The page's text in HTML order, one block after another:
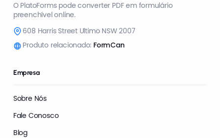
O PlatoForms pode converter PDF em formulário
preenchível online.
608 Harris Street Ultimo NSW 2007
Produto relacionado: FormCan
Empresa
Sobre Nós
Fale Conosco
Blog